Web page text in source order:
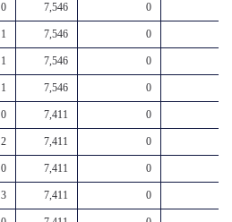
0 7,546 0
1 7,546 0
1 7,546 0
1 7,546 0
0 7,411 0
2 7,411 0
0 7,411 0
3 7,411 0